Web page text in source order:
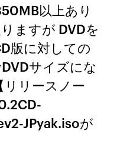
以上あり
ますが DVDを
版に対しての
サイズにな
リリースノー
JPyak.isoが